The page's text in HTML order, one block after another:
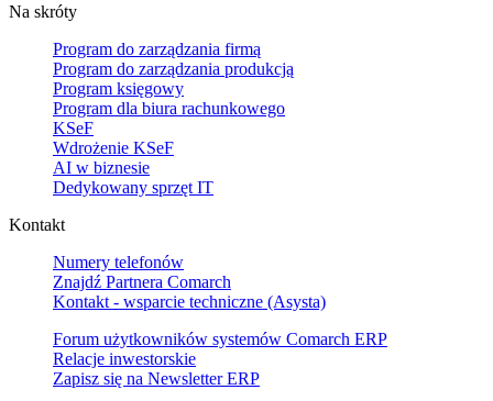
Na skróty
Program do zarządzania firmą
Program do zarządzania produkcją
Program księgowy
Program dla biura rachunkowego
KSeF
Wdrożenie KSeF
AI w biznesie
Dedykowany sprzęt IT
Kontakt
Numery telefonów
Znajdź Partnera Comarch
Kontakt - wsparcie techniczne (Asysta)
Forum użytkowników systemów Comarch ERP
Relacje inwestorskie
Zapisz się na Newsletter ERP